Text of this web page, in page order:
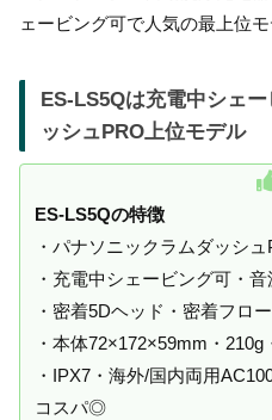
ェービング可で人気の最上位モ
ES-LS5Qは充電中シェ
ッシュPRO上位モデル
ES-LS5Qの特徴
・パナソニックラムダッシ
・充電中シェービング可・
・密着5Dヘッド・密着フロ
・本体72×172×59mm・
・IPX7・海外/国内両用
コスパ◎